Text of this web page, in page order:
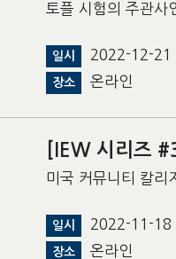
토플 시험의 주관사
일시 2022-12-21
장소 온라인
[IEW 시리즈
미국 커뮤니티 칼리
일시 2022-11-18
장소 온라인